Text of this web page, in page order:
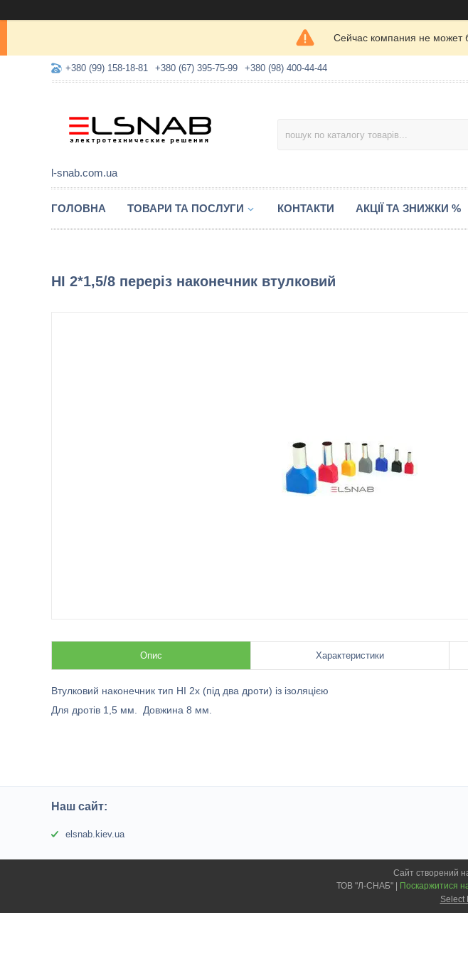
Сейчас компания не может
+380 (99) 158-18-81 +380 (67) 395-75-99 +380 (98) 400-44-44
l-snab.com.ua
ГОЛОВНА ТОВАРИ ТА ПОСЛУГИ КОНТАКТИ АКЦІЇ ТА ЗНИЖКИ %
НІ 2*1,5/8 переріз наконечник втулковий
Опис Характеристики
Втулковий наконечник тип HI 2х (під два дроти) із ізоляцією
Для дротів 1,5 мм. Довжина 8 мм.
Наш сайт:
elsnab.kiev.ua
Сайт створений
Поскаржитися
Select